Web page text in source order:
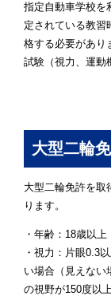
指定自動車学校を
定されている教習
格する必要があり
試験（視力、運動
大型二輪
大型二輪免許を取
ります。
・年齢：18歳以上
・視力：片眼0.3
い場合（見えない
の視野が150度以上